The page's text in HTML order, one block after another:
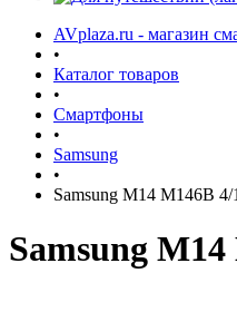
AVplaza.ru - магазин
•
Каталог товаров
•
Смартфоны
•
Samsung
•
Samsung M14 M146B
Samsung